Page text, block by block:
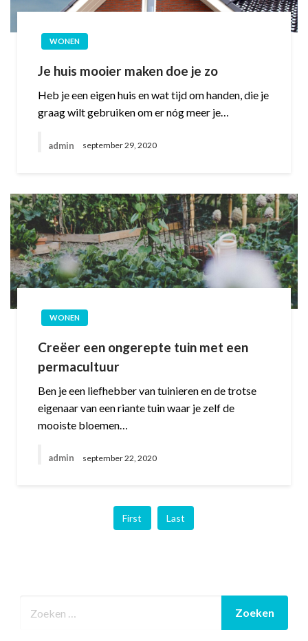
WONEN
Je huis mooier maken doe je zo
Heb je een eigen huis en wat tijd om handen, die je
graag wilt gebruiken om er nóg meer je…
admin september 29, 2020
WONEN
Creëer een ongerepte tuin met een
permacultuur
Ben je een liefhebber van tuinieren en de trotse
eigenaar van een riante tuin waar je zelf de
mooiste bloemen…
admin september 22, 2020
First Last